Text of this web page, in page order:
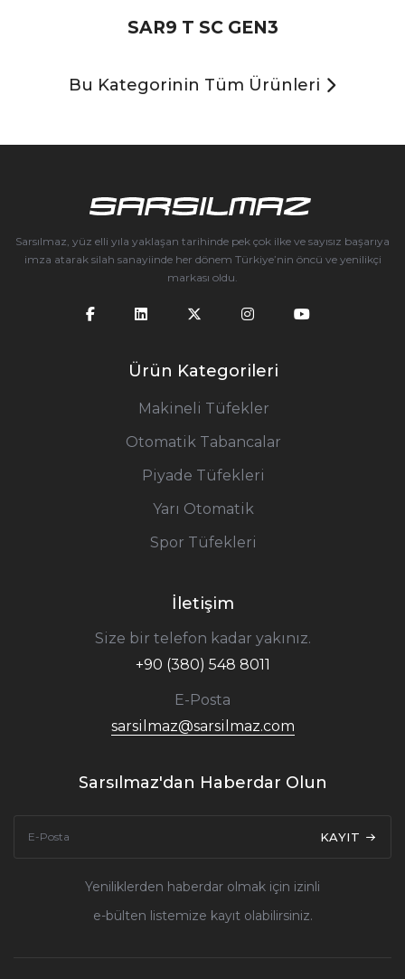
SAR9 T SC GEN3
Bu Kategorinin Tüm Ürünleri
Sarsılmaz, yüz elli yıla yaklaşan tarihinde pek çok ilke ve sayısız başarıya
imza atarak silah sanayiinde her dönem Türkiye’nin öncü ve yenilikçi
markası oldu.
Ürün Kategorileri
Makineli Tüfekler
Otomatik Tabancalar
Piyade Tüfekleri
Yarı Otomatik
Spor Tüfekleri
İletişim
Size bir telefon kadar yakınız.
+90 (380) 548 8011
E-Posta
sarsilmaz@sarsilmaz.com
Sarsılmaz'dan Haberdar Olun
KAYIT
Yeniliklerden haberdar olmak için izinli
e-bülten listemize kayıt olabilirsiniz.